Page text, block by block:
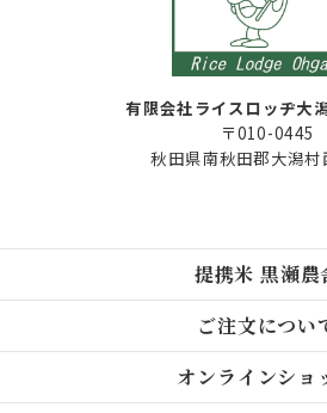
有限会社ライスロッヂ大
〒010-0445
秋田県南秋田郡大潟
提携米 黒瀬農
ご注文につい
オンラインショ